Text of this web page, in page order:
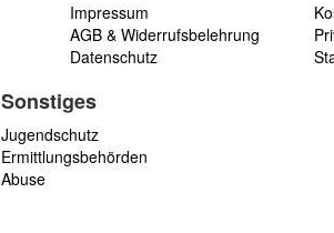
Impressum
AGB & Widerrufsbelehrung
Datenschutz
Sonstiges
Jugendschutz
Ermittlungsbehörden
Abuse